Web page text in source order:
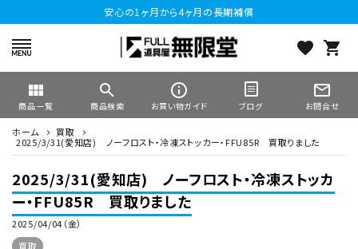
安心の1ヶ月から4ヶ月の長期補償
favorite shopping_cart
view_module
商品一覧
search
商品検索
info_outline
お買い物ガイド ブログ
mail_outline
お問合せ
ホーム
買取
2025/3/31(愛知店) ノーフロスト・冷凍ストッカー・FFU85R 買取りました
2025/3/31(愛知店) ノーフロスト・冷凍ストッカ
ー・FFU85R 買取りました
2025/04/04（金）
買取